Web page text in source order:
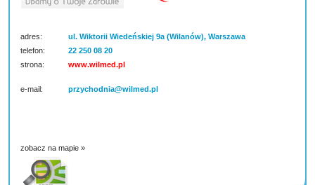
adres:
ul. Wiktorii Wiedeńskiej 9a (Wilanów), Warszawa
telefon:
22 250 08 20
strona:
www.wilmed.pl
e-mail: przychodnia@wilmed.pl
zobacz na mapie »